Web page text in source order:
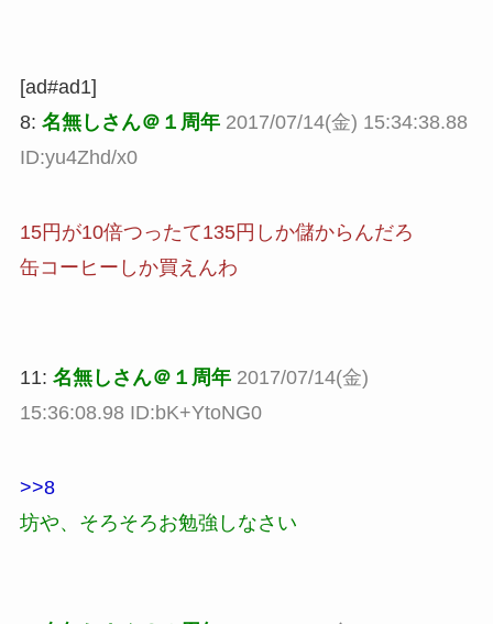
[ad#ad1]
8: 名無しさん＠１周年 2017/07/14(金) 15:34:38.88
ID:yu4Zhd/x0
15円が10倍つったて135円しか儲からんだろ
缶コーヒーしか買えんわ
11: 名無しさん＠１周年 2017/07/14(金)
15:36:08.98 ID:bK+YtoNG0
>>8
坊や、そろそろお勉強しなさい